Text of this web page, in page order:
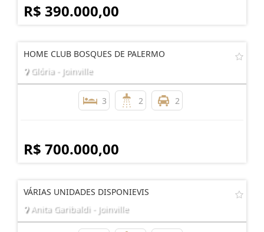
R$ 390.000,00
HOME CLUB BOSQUES DE PALERMO
Glória - Joinville
3 2 2
R$ 700.000,00
VÁRIAS UNIDADES DISPONIEVIS
Anita Garibaldi - Joinville